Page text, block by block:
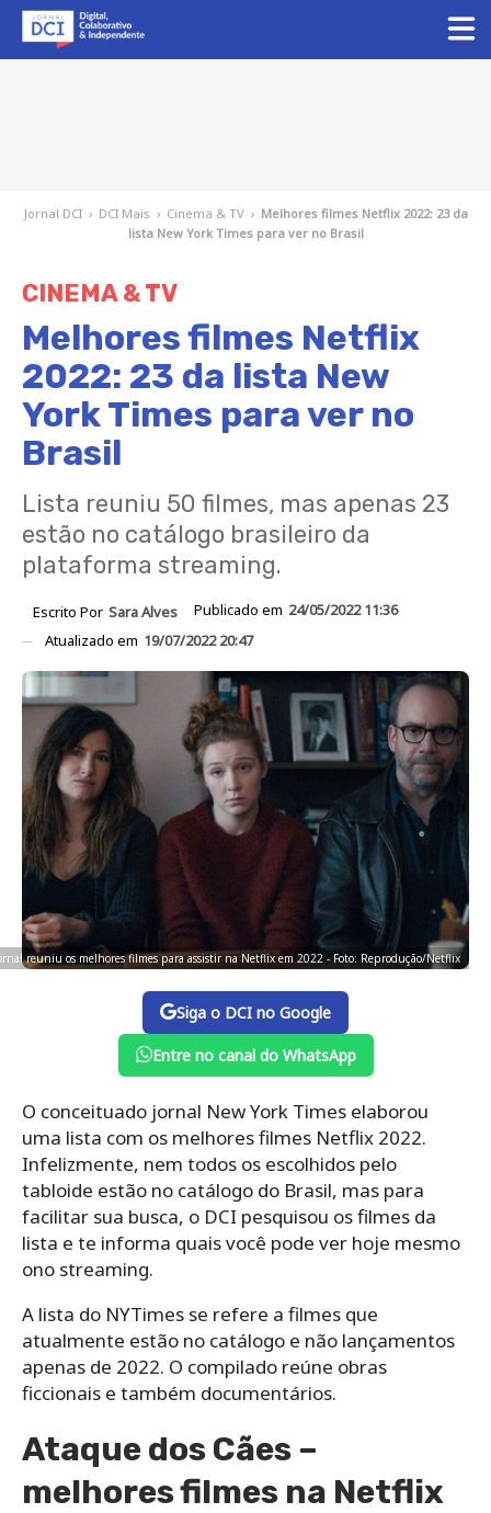
Jornal DCI › DCI Mais › Cinema & TV › Melhores filmes Netflix 2022: 23 da
lista New York Times para ver no Brasil
CINEMA & TV
Melhores filmes Netflix
2022: 23 da lista New
York Times para ver no
Brasil
Lista reuniu 50 filmes, mas apenas 23
estão no catálogo brasileiro da
plataforma streaming.
Escrito Por Sara Alves Publicado em 24/05/2022 11:36
Atualizado em 19/07/2022 20:47
reuniu os melhores filmes para assistir na Netflix em 2022 - Foto: Reprodução/Netflix
Siga o DCI no Google
Entre no canal do WhatsApp
O conceituado jornal New York Times elaborou
uma lista com os melhores filmes Netflix 2022.
Infelizmente, nem todos os escolhidos pelo
tabloide estão no catálogo do Brasil, mas para
facilitar sua busca, o DCI pesquisou os filmes da
lista e te informa quais você pode ver hoje mesmo
ono streaming.
A lista do NYTimes se refere a filmes que
atualmente estão no catálogo e não lançamentos
apenas de 2022. O compilado reúne obras
ficcionais e também documentários.
Ataque dos Cães –
melhores filmes na Netflix